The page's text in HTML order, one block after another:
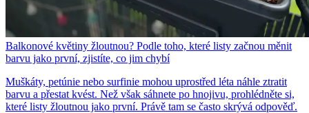
Balkonové květiny žloutnou? Podle toho, které listy začnou měnit
barvu jako první, zjistíte, co jim chybí
Muškáty, petúnie nebo surfinie mohou uprostřed léta náhle ztratit
barvu a přestat kvést. Než však sáhnete po hnojivu, prohlédněte si,
které listy žloutnou jako první. Právě tam se často skrývá odpověď.